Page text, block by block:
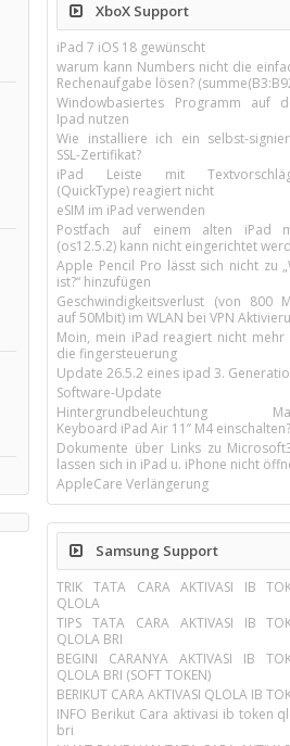
XboX Support
iPad 7 iOS 18 gewünscht
warum kann Numbers nicht die
Rechenaufgabe lösen?
Windowbasiertes Programm auf
Ipad nutzen
Wie installiere ich ein selbst-
SSL-Zertifikat?
iPad Leiste mit
(QuickType) reagiert nicht
eSIM im iPad verwenden
Postfach auf einem alten iPad
(os12.5.2) kann nicht eingerichtet
Apple Pencil Pro lässt sich nicht zu
ist?“ hinzufügen
Geschwindigkeitsverlust (von 800
auf 50Mbit) im WLAN bei VPN
Moin, mein iPad reagiert nicht mehr
die fingersteuerung
Update 26.5.2 eines ipad 3.
Software-Update
Hintergrundbeleuchtung
Keyboard iPad Air 11’’ M4 einschalten?
Dokumente über Links zu
lassen sich in iPad u. iPhone nicht
AppleCare Verlängerung
Samsung Support
TRIK TATA CARA AKTIVASI IB
QLOLA
TIPS TATA CARA AKTIVASI IB
QLOLA BRI
BEGINI CARANYA AKTIVASI IB
QLOLA BRI (SOFT TOKEN)
BERIKUT CARA AKTIVASI QLOLA IB
INFO Berikut Cara aktivasi ib token
bri